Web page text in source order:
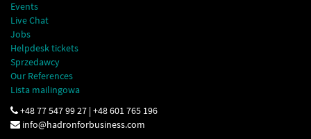
Events
Live Chat
Jobs
Helpdesk tickets
Sprzedawcy
Our References
Lista mailingowa
+48 77 547 99 27 | +48 601 765 196
info@hadronforbusiness.com